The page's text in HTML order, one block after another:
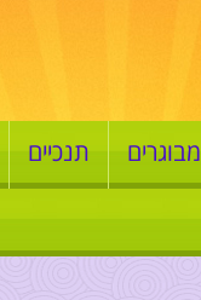
מבוגרים תנכיים